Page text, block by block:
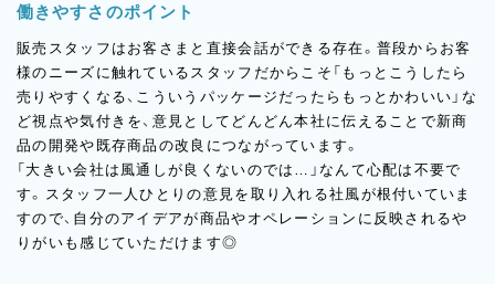
働きやすさのポイント
販売スタッフはお客さまと直接会話ができる存在。普段からお客
様のニーズに触れているスタッフだからこそ「もっとこうしたら
売りやすくなる、こういうパッケージだったらもっとかわいい」な
ど視点や気付きを、意見としてどんどん本社に伝えることで新商
品の開発や既存商品の改良につながっています。
「大きい会社は風通しが良くないのでは…」なんて心配は不要で
す。スタッフ一人ひとりの意見を取り入れる社風が根付いていま
すので、自分のアイデアが商品やオペレーションに反映されるや
りがいも感じていただけます◎